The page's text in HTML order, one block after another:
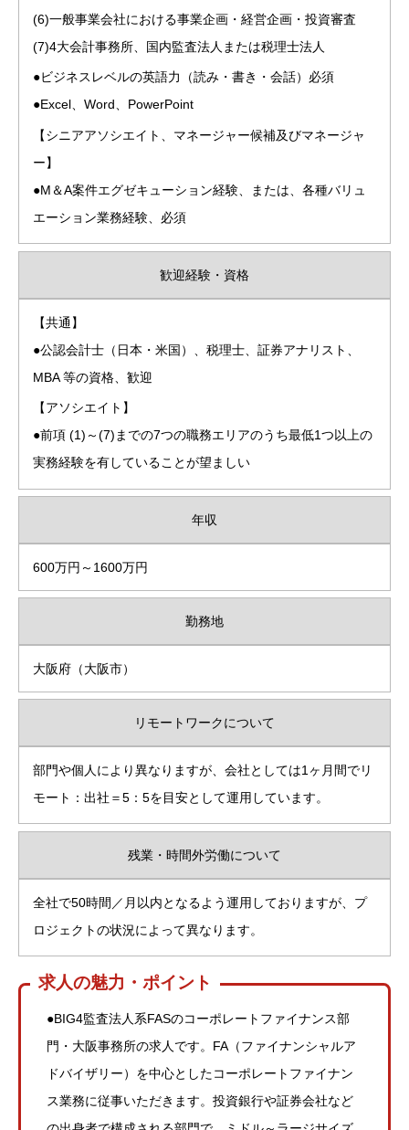
(6)一般事業会社における事業企画・経営企画・投資審査
(7)4大会計事務所、国内監査法人または税理士法人
●ビジネスレベルの英語力（読み・書き・会話）必須
●Excel、Word、PowerPoint
【シニアアソシエイト、マネージャー候補及びマネージャ
ー】
●M＆A案件エグゼキューション経験、または、各種バリュ
エーション業務経験、必須
歓迎経験・資格
【共通】
●公認会計士（日本・米国）、税理士、証券アナリスト、
MBA 等の資格、歓迎
【アソシエイト】
●前項 (1)～(7)までの7つの職務エリアのうち最低1つ以上の
実務経験を有していることが望ましい
年収
600万円～1600万円
勤務地
大阪府（大阪市）
リモートワークについて
部門や個人により異なりますが、会社としては1ヶ月間でリ
モート：出社＝5：5を目安として運用しています。
残業・時間外労働について
全社で50時間／月以内となるよう運用しておりますが、プ
ロジェクトの状況によって異なります。
求人の魅力・ポイント
●BIG4監査法人系FASのコーポレートファイナンス部
門・大阪事務所の求人です。FA（ファイナンシャルア
ドバイザリー）を中心としたコーポレートファイナン
ス業務に従事いただきます。投資銀行や証券会社など